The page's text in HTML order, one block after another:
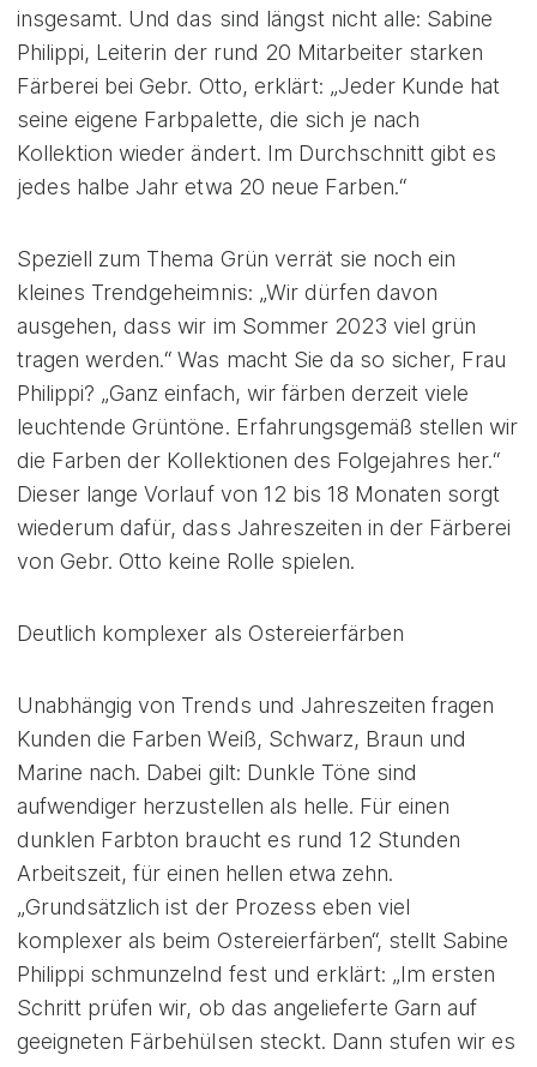
insgesamt. Und das sind längst nicht alle: Sabine
Philippi, Leiterin der rund 20 Mitarbeiter starken
Färberei bei Gebr. Otto, erklärt: „Jeder Kunde hat
seine eigene Farbpalette, die sich je nach
Kollektion wieder ändert. Im Durchschnitt gibt es
jedes halbe Jahr etwa 20 neue Farben.“
Speziell zum Thema Grün verrät sie noch ein
kleines Trendgeheimnis: „Wir dürfen davon
ausgehen, dass wir im Sommer 2023 viel grün
tragen werden.“ Was macht Sie da so sicher, Frau
Philippi? „Ganz einfach, wir färben derzeit viele
leuchtende Grüntöne. Erfahrungsgemäß stellen wir
die Farben der Kollektionen des Folgejahres her.“
Dieser lange Vorlauf von 12 bis 18 Monaten sorgt
wiederum dafür, dass Jahreszeiten in der Färberei
von Gebr. Otto keine Rolle spielen.
Deutlich komplexer als Ostereierfärben
Unabhängig von Trends und Jahreszeiten fragen
Kunden die Farben Weiß, Schwarz, Braun und
Marine nach. Dabei gilt: Dunkle Töne sind
aufwendiger herzustellen als helle. Für einen
dunklen Farbton braucht es rund 12 Stunden
Arbeitszeit, für einen hellen etwa zehn.
„Grundsätzlich ist der Prozess eben viel
komplexer als beim Ostereierfärben“, stellt Sabine
Philippi schmunzelnd fest und erklärt: „Im ersten
Schritt prüfen wir, ob das angelieferte Garn auf
geeigneten Färbehülsen steckt. Dann stufen wir es